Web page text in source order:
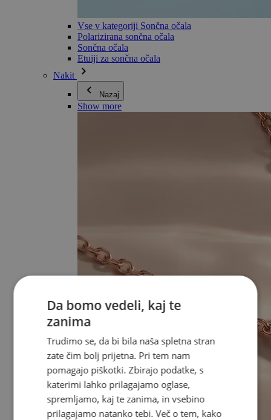
Vse v kategoriji Sončna očala
Polarizirana sončna očala
Sončna očala
Etuiji za sončna očala
Nakit
Nazaj
Show more
Da bomo vedeli, kaj te
zanima
Trudimo se, da bi bila naša spletna stran
zate čim bolj prijetna. Pri tem nam
pomagajo piškotki. Zbirajo podatke, s
katerimi lahko prilagajamo oglase,
spremljamo, kaj te zanima, in vsebino
prilagajamo natanko tebi. Več o tem, kako